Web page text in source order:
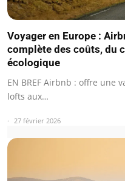
Voyager en Europe :
complète des coûts, du
écologique
EN BREF Airbnb : offre une
lofts aux…
27 février 2026